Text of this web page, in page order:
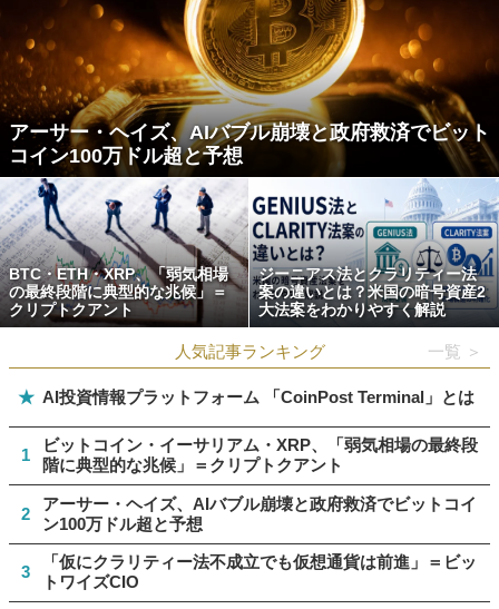
アーサー・ヘイズ、AIバブル崩壊と政府救済でビット
コイン100万ドル超と予想
BTC・ETH・XRP、「弱気相場
の最終段階に典型的な兆候」＝
クリプトクアント
ジーニアス法とクラリティー法
案の違いとは？米国の暗号資産2
大法案をわかりやすく解説
人気記事ランキング 一覧 ＞
★ AI投資情報プラットフォーム 「CoinPost Terminal」とは
1
ビットコイン・イーサリアム・XRP、「弱気相場の最終段
階に典型的な兆候」＝クリプトクアント
2
アーサー・ヘイズ、AIバブル崩壊と政府救済でビットコイ
ン100万ドル超と予想
3
「仮にクラリティー法不成立でも仮想通貨は前進」＝ビッ
トワイズCIO